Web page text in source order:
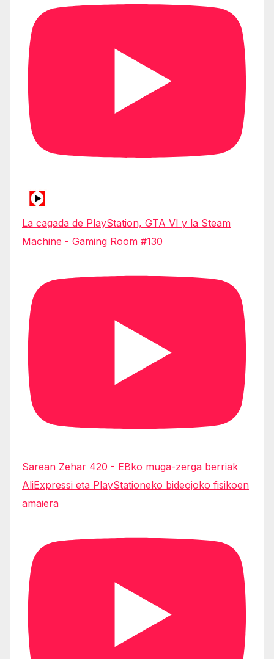
La cagada de PlayStation, GTA VI y la Steam
Machine - Gaming Room #130
Sarean Zehar 420 - EBko muga-zerga berriak
AliExpressi eta PlayStationeko bideojoko fisikoen
amaiera